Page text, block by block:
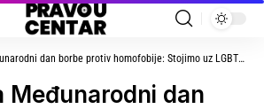
dan borbe protiv homofobije: Stojimo uz LGBTIQ+ zajednicu
Međunarodni dan